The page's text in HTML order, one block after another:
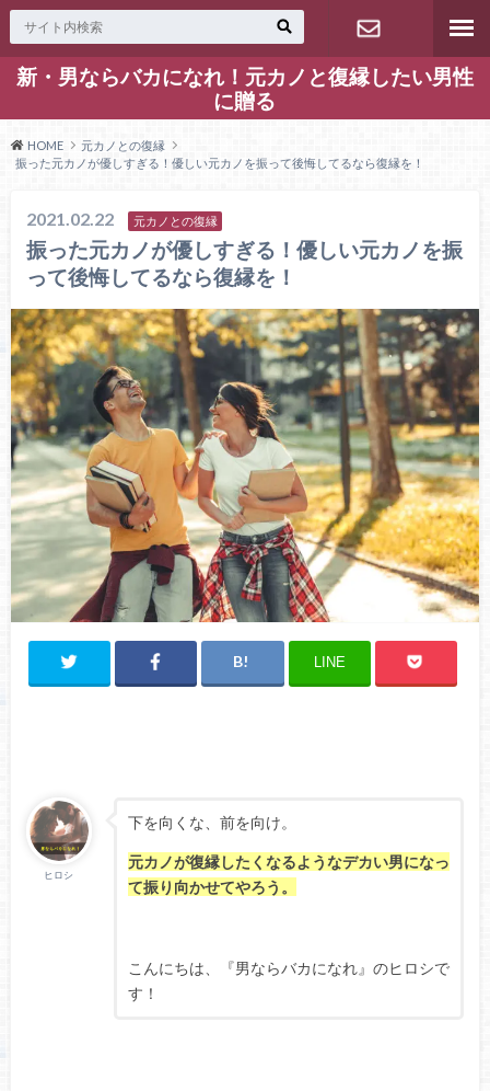
新・男ならバカになれ！元カノと復縁したい男性
に贈る
お問い合わ
HOME
元カノとの復縁
振った元カノが優しすぎる！優しい元カノを振って後悔してるなら復縁を！
2021.02.22 元カノとの復縁
振った元カノが優しすぎる！優しい元カノを振
って後悔してるなら復縁を！
LINE
ヒロシ
下を向くな、前を向け。
元カノが復縁したくなるようなデカい男になっ
て振り向かせてやろう。
こんにちは、『男ならバカになれ』のヒロシで
す！